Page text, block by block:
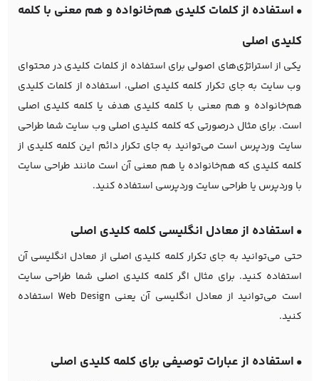
•استفاده از کلمات کلیدی هم‌خانواده و هم معنی با کلمه
کلیدی اصلی
یکی از استراتژی‌های اصولی برای استفاده از کلمات کلیدی در محتوای
وب سایت به جای تکرار کلمه کلیدی اصلی، استفاده از کلمات کلیدی
هم‌خانواده و هم معنی با کلمه کلیدی هدف یا کلمه کلیدی اصلی
است. برای مثال درصورتی که کلمه کلیدی اصلی وب سایت شما طراحی
سایت وردپرس است می‌توانید به جای تکرار دائم این کلمه کلیدی از
کلمه کلیدی که هم‌خانواده یا هم‌ معنی آن است مانند طراحی سایت
با وردپرس یا طراحی سایت وردپرسی استفاده کنید.
•استفاده از معادل انگلیسی کلمه کلیدی اصلی
حتی می‌توانید به جای تکرار کلمه کلیدی اصلی از معادل انگلیسی آن
استفاده کنید. برای مثال اگر کلمه کلیدی اصلی شما طراحی سایت
است می‌توانید از معادل انگلیسی آن یعنی Web Design استفاده
کنید.
•استفاده از عبارات توصیفی برای کلمه کلیدی اصلی